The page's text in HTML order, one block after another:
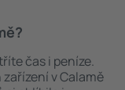
čas i peníze.
v Calamě